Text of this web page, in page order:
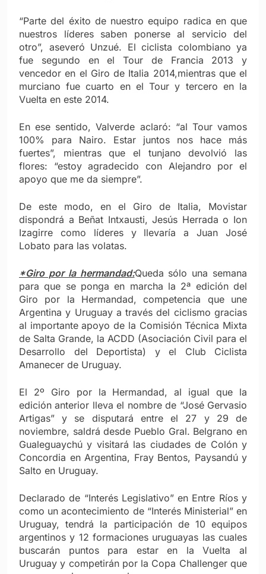
“Parte del éxito de nuestro equipo radica en que
nuestros líderes saben ponerse al servicio del
otro”, aseveró Unzué. El ciclista colombiano ya
fue segundo en el Tour de Francia 2013 y
vencedor en el Giro de Italia 2014,mientras que el
murciano fue cuarto en el Tour y tercero en la
Vuelta en este 2014.
En ese sentido, Valverde aclaró: “al Tour vamos
100% para Nairo. Estar juntos nos hace más
fuertes”, mientras que el tunjano devolvió las
flores: “estoy agradecido con Alejandro por el
apoyo que me da siempre”.
De este modo, en el Giro de Italia, Movistar
dispondrá a Beñat Intxausti, Jesús Herrada o Ion
Izagirre como líderes y llevaría a Juan José
Lobato para las volatas.
*Giro por la hermandad:Queda sólo una semana
para que se ponga en marcha la 2ª edición del
Giro por la Hermandad, competencia que une
Argentina y Uruguay a través del ciclismo gracias
al importante apoyo de la Comisión Técnica Mixta
de Salta Grande, la ACDD (Asociación Civil para el
Desarrollo del Deportista) y el Club Ciclista
Amanecer de Uruguay.
El 2º Giro por la Hermandad, al igual que la
edición anterior lleva el nombre de “José Gervasio
Artigas” y se disputará entre el 27 y 29 de
noviembre, saldrá desde Pueblo Gral. Belgrano en
Gualeguaychú y visitará las ciudades de Colón y
Concordia en Argentina, Fray Bentos, Paysandú y
Salto en Uruguay.
Declarado de “Interés Legislativo” en Entre Ríos y
como un acontecimiento de “Interés Ministerial” en
Uruguay, tendrá la participación de 10 equipos
argentinos y 12 formaciones uruguayas las cuales
buscarán puntos para estar en la Vuelta al
Uruguay y competirán por la Copa Challenger que